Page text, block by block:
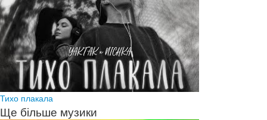
Тихо плакала
Ще більше музики